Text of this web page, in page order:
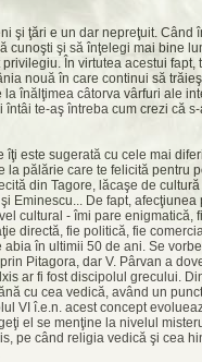
şi ţări e un dar nepreţuit. Când
cunoşti şi să înţelegi mai bine
În virtutea acestui fapt,
nouă în care continui să
la înălţimea câtorva vârfuri ale
întâi te-aş întreba cum crezi că
îţi este sugerată cu cele mai
la pălărie care te felicită pentru
din Tagore, lăcaşe de
Eminescu... De fapt,
cultural - îmi pare enigmatică,
directă, fie politică, fie
abia în ultimii 50 de ani. Se
Pitagora, dar V. Pârvan a
ar fi fost discipolul grecului.
cu cea vedică, având un
VI î.e.n. acest concept
el se menţine la nivelul
pe când religia vedică şi cea